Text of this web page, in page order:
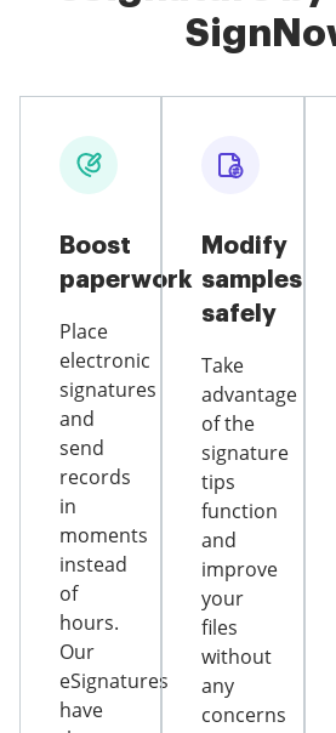
Boost
paperwork
Place
electronic
signatures
and
send
records
in
moments
instead
of
hours.
Our
eSignatures
have
Modify
samples
safely
Take
advantage
of the
signature
tips
function
and
improve
your
files
without
any
concerns